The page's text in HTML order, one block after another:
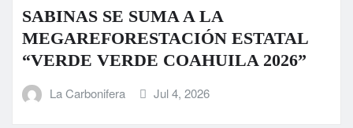
SABINAS SE SUMA A LA
MEGAREFORESTACIÓN ESTATAL
“VERDE VERDE COAHUILA 2026”
La Carbonifera Jul 4, 2026